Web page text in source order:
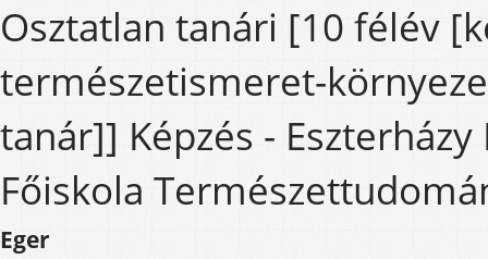
Osztatlan tanári [10 félév
természetismeret-
tanár]] Képzés - Eszterházy
Főiskola
Eger